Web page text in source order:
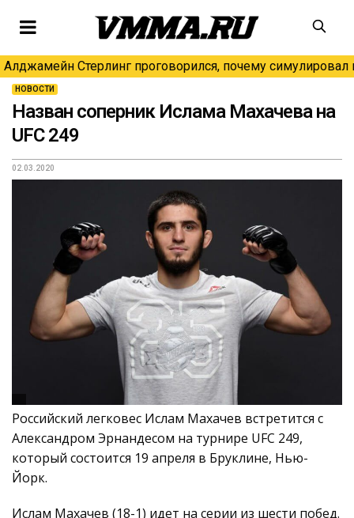
Алджамейн Стерлинг проговорился, почему симулировал
НОВОСТИ
Назван соперник Ислама Махачева на
UFC 249
02.03.2020
Российский легковес Ислам Махачев встретится с
Александром Эрнандесом на турнире UFC 249,
который состоится 19 апреля в Бруклине, Нью-
Йорк.
Ислам Махачев (18-1) идет на серии из шести побед.